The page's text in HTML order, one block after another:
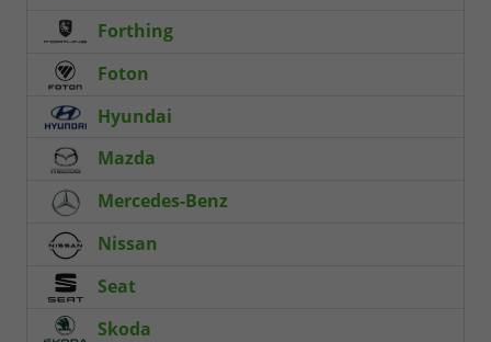
Forthing
Foton
Hyundai
Mazda
Mercedes-Benz
Nissan
Seat
Skoda